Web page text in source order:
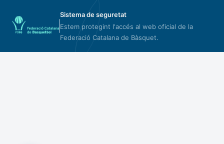
Sistema de seguretat
Estem protegint l'accés al web oficial de la
Federació Catalana de Bàsquet.